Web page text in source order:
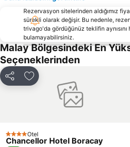
Rezervasyon sitelerinden aldığımız
sürekli olarak değişir. Bu nedenle,
trivago'da gördüğünüz teklifin aynısını
bulamayabilirsiniz.
Malay Bölgesindeki En
Seçeneklerinden
Paylaş Favorilerime ekle
4 YıldızOtel
Chancellor Hotel Boracay